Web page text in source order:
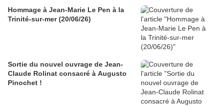
Hommage à Jean-Marie Le Pen à la
Trinité-sur-mer (20/06/26)
Sortie du nouvel ouvrage de Jean-
Claude Rolinat consacré à Augusto
Pinochet !